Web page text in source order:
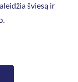
šviesą ir